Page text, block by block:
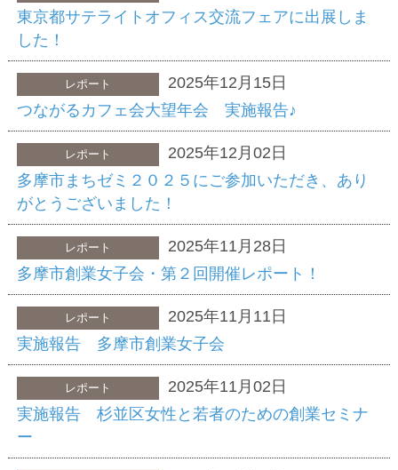
東京都サテライトオフィス交流フェアに出展しま
した！
レポート
2025年12月15日
つながるカフェ会大望年会 実施報告♪
レポート
2025年12月02日
多摩市まちゼミ２０２５にご参加いただき、あり
がとうございました！
レポート
2025年11月28日
多摩市創業女子会・第２回開催レポート！
レポート
2025年11月11日
実施報告 多摩市創業女子会
レポート
2025年11月02日
実施報告 杉並区女性と若者のための創業セミナ
ー